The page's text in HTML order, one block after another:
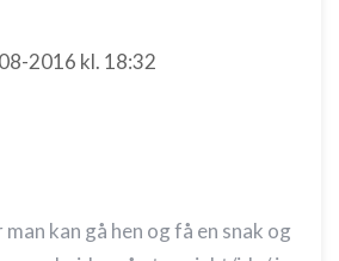
2016 kl. 18:32
kan gå hen og få en snak og